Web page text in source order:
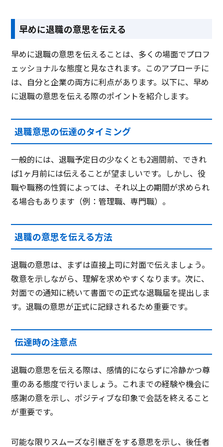
早めに退職の意思を伝える
早めに退職の意思を伝えることは、多くの場面でプロフ
ェッショナルな態度と見なされます。このアプローチに
は、自分と企業の両方に利点があります。以下に、早め
に退職の意思を伝える際のポイントを紹介します。
退職意思の伝達のタイミング
一般的には、退職予定日の少なくとも2週間前、できれ
ば1ヶ月前には伝えることが望ましいです。しかし、役
職や職務の性質によっては、それ以上の期間が求められ
る場合もあります（例：管理職、専門職）。
退職の意思を伝える方法
退職の意思は、まずは直接上司に対面で伝えましょう。
敬意を示しながら、理解を求めやすくなります。次に、
対面での通知に続いて書面での正式な退職届を提出しま
す。退職の意思が正式に記録されるため重要です。
伝達時の注意点
退職の意思を伝える際は、感情的にならずに冷静かつ尊
重のある態度で行いましょう。これまでの経験や機会に
感謝の意を示し、ポジティブな印象で会話を終えること
が重要です。
可能な限りスムーズな引継ぎをする意思を示し、後任者